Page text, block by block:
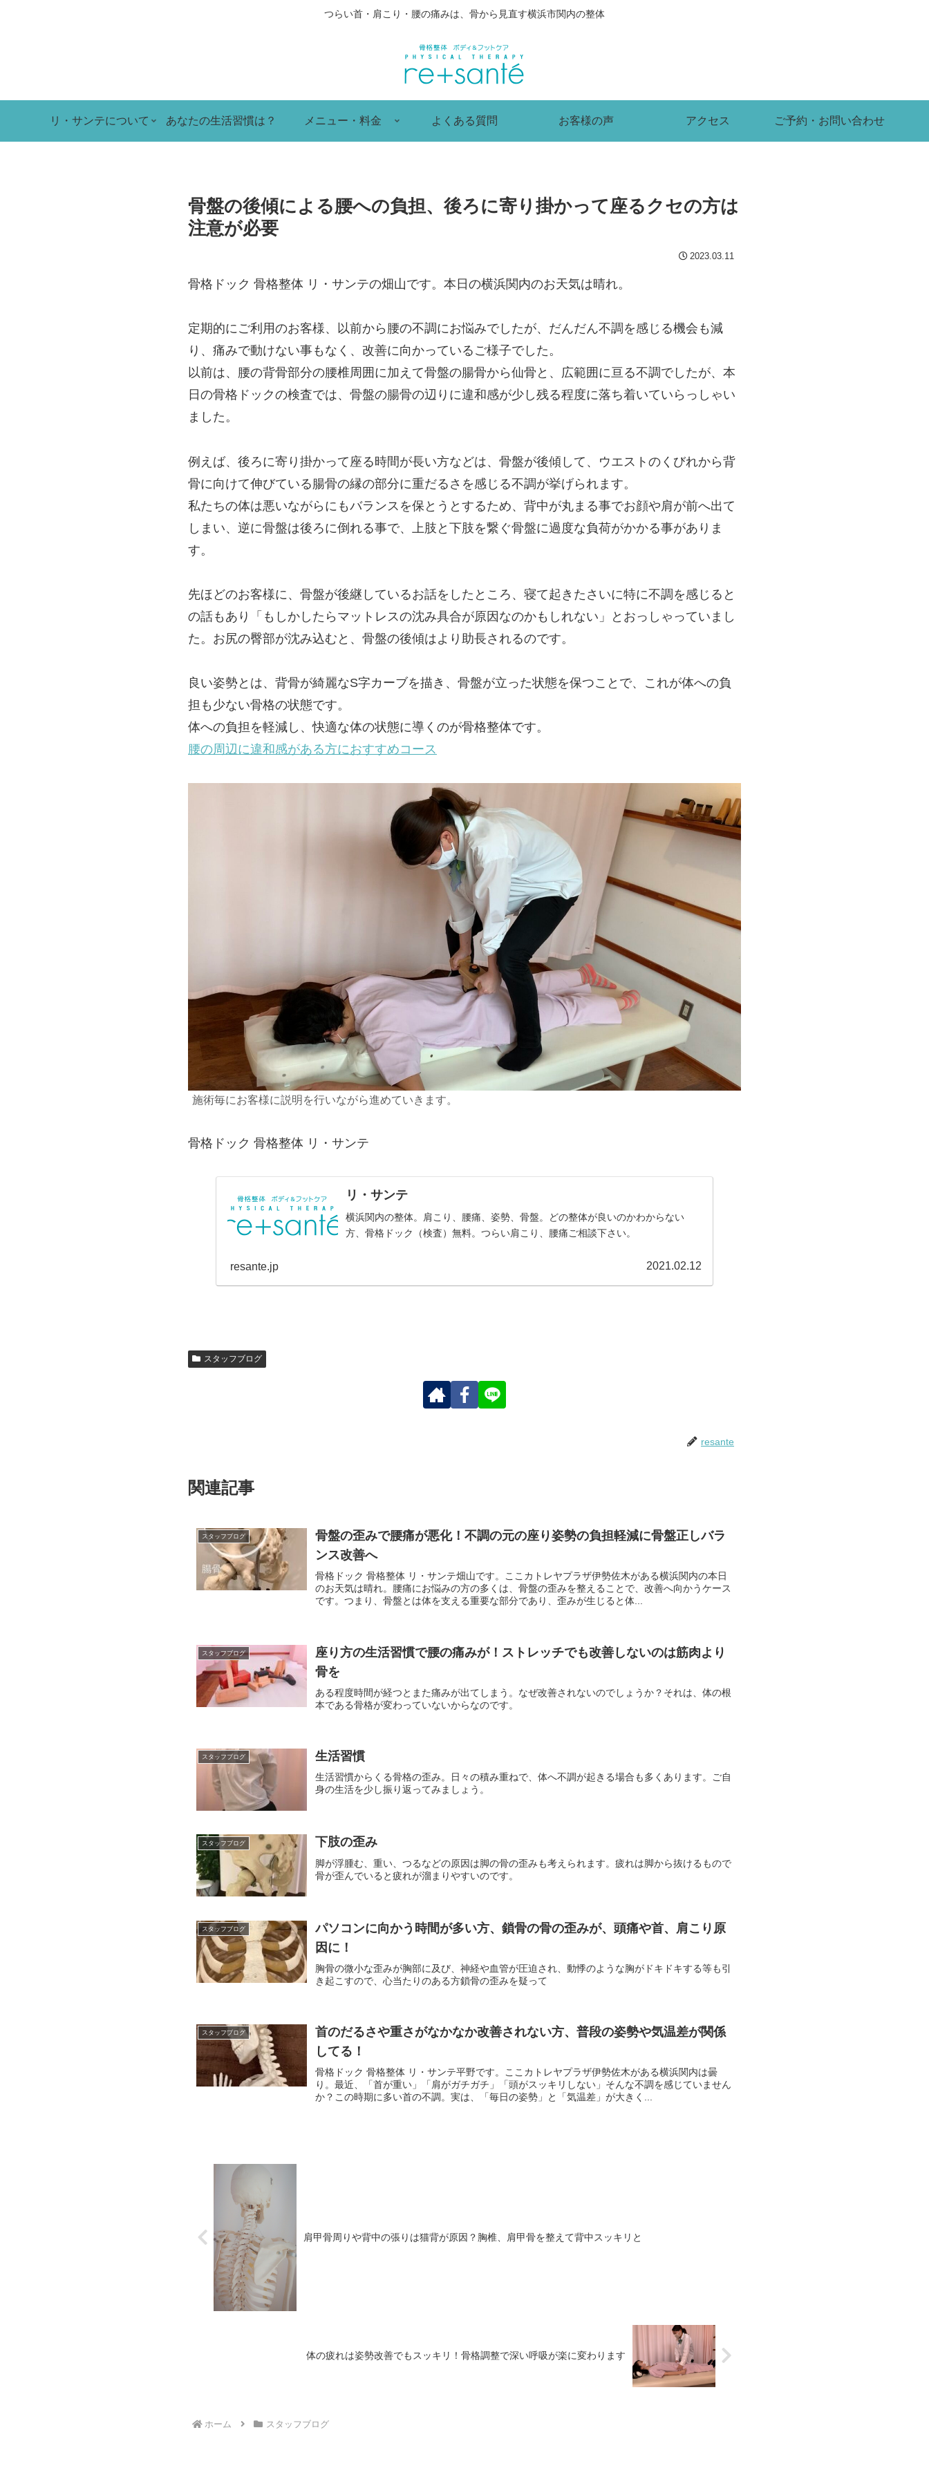
つらい首・肩こり・腰の痛みは、骨から見直す横浜市関内の整体
リ・サンテについて あなたの生活習慣は？ メニュー・料金 よくある質問 お客様の声 アクセス ご予約・お問い合わせ
骨盤の後傾による腰への負担、後ろに寄り掛かって座るクセの方は
注意が必要
2023.03.11
骨格ドック 骨格整体 リ・サンテの畑山です。本日の横浜関内のお天気は晴れ。
定期的にご利用のお客様、以前から腰の不調にお悩みでしたが、だんだん不調を感じる機会も減
り、痛みで動けない事もなく、改善に向かっているご様子でした。
以前は、腰の背骨部分の腰椎周囲に加えて骨盤の腸骨から仙骨と、広範囲に亘る不調でしたが、本
日の骨格ドックの検査では、骨盤の腸骨の辺りに違和感が少し残る程度に落ち着いていらっしゃい
ました。
例えば、後ろに寄り掛かって座る時間が長い方などは、骨盤が後傾して、ウエストのくびれから背
骨に向けて伸びている腸骨の縁の部分に重だるさを感じる不調が挙げられます。
私たちの体は悪いながらにもバランスを保とうとするため、背中が丸まる事でお顔や肩が前へ出て
しまい、逆に骨盤は後ろに倒れる事で、上肢と下肢を繋ぐ骨盤に過度な負荷がかかる事がありま
す。
先ほどのお客様に、骨盤が後継しているお話をしたところ、寝て起きたさいに特に不調を感じると
の話もあり「もしかしたらマットレスの沈み具合が原因なのかもしれない」とおっしゃっていまし
た。お尻の臀部が沈み込むと、骨盤の後傾はより助長されるのです。
良い姿勢とは、背骨が綺麗なS字カーブを描き、骨盤が立った状態を保つことで、これが体への負
担も少ない骨格の状態です。
体への負担を軽減し、快適な体の状態に導くのが骨格整体です。
腰の周辺に違和感がある方におすすめコース
施術毎にお客様に説明を行いながら進めていきます。
骨格ドック 骨格整体 リ・サンテ
リ・サンテ
横浜関内の整体。肩こり、腰痛、姿勢、骨盤。どの整体が良いのかわからない
方、骨格ドック（検査）無料。つらい肩こり、腰痛ご相談下さい。
resante.jp 2021.02.12
スタッフブログ
resante
関連記事
スタッフブログ
骨盤の歪みで腰痛が悪化！不調の元の座り姿勢の負担軽減に骨盤正しバラ
ンス改善へ
骨格ドック 骨格整体 リ・サンテ畑山です。ここカトレヤプラザ伊勢佐木がある横浜関内の本日
のお天気は晴れ。腰痛にお悩みの方の多くは、骨盤の歪みを整えることで、改善へ向かうケース
です。つまり、骨盤とは体を支える重要な部分であり、歪みが生じると体...
スタッフブログ
座り方の生活習慣で腰の痛みが！ストレッチでも改善しないのは筋肉より
骨を
ある程度時間が経つとまた痛みが出てしまう。なぜ改善されないのでしょうか？それは、体の根
本である骨格が変わっていないからなのです。
スタッフブログ 生活習慣
生活習慣からくる骨格の歪み。日々の積み重ねで、体へ不調が起きる場合も多くあります。ご自
身の生活を少し振り返ってみましょう。
スタッフブログ 下肢の歪み
脚が浮腫む、重い、つるなどの原因は脚の骨の歪みも考えられます。疲れは脚から抜けるもので
骨が歪んでいると疲れが溜まりやすいのです。
スタッフブログ
パソコンに向かう時間が多い方、鎖骨の骨の歪みが、頭痛や首、肩こり原
因に！
胸骨の微小な歪みが胸部に及び、神経や血管が圧迫され、動悸のような胸がドキドキする等も引
き起こすので、心当たりのある方鎖骨の歪みを疑って
スタッフブログ
首のだるさや重さがなかなか改善されない方、普段の姿勢や気温差が関係
してる！
骨格ドック 骨格整体 リ・サンテ平野です。ここカトレヤプラザ伊勢佐木がある横浜関内は曇
り。最近、「首が重い」「肩がガチガチ」「頭がスッキリしない」そんな不調を感じていません
か？この時期に多い首の不調。実は、「毎日の姿勢」と「気温差」が大きく...
肩甲骨周りや背中の張りは猫背が原因？胸椎、肩甲骨を整えて背中スッキリと
体の疲れは姿勢改善でもスッキリ！骨格調整で深い呼吸が楽に変わります
ホーム スタッフブログ